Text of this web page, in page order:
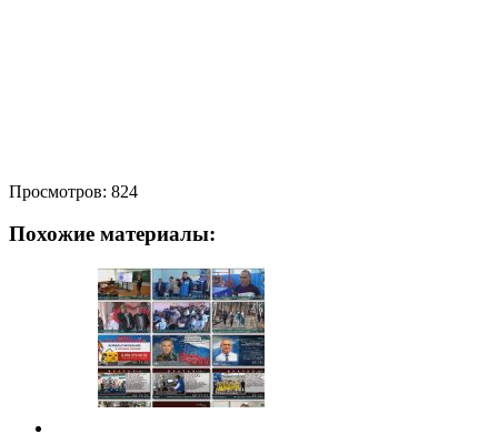
Просмотров: 824
Похожие материалы: